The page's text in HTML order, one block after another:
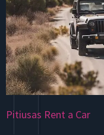
Pitiusas Rent a Car